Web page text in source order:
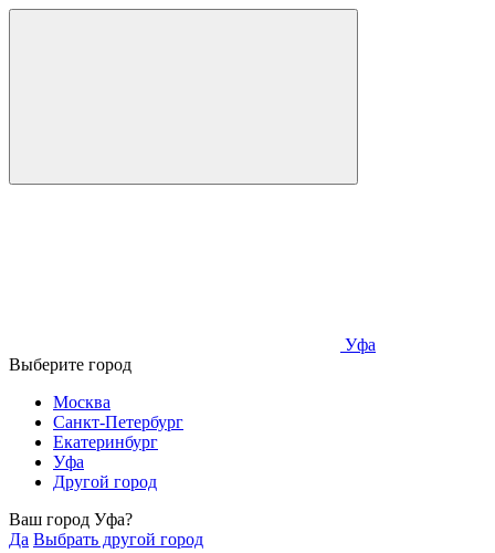
Уфа
Выберите город
Москва
Санкт-Петербург
Екатеринбург
Уфа
Другой город
Ваш город Уфа?
Да Выбрать другой город